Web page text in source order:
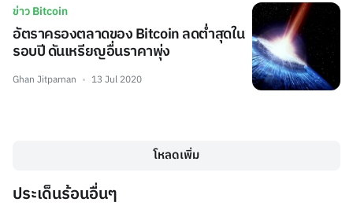
ข่าว Bitcoin
อัตราครองตลาดของ Bitcoin ลดต่ำสุดใน
รอบปี ดันเหรียญอื่นราคาพุ่ง
Ghan Jitparnan 13 Jul 2020
โหลดเพิ่ม
ประเด็นร้อนอื่นๆ